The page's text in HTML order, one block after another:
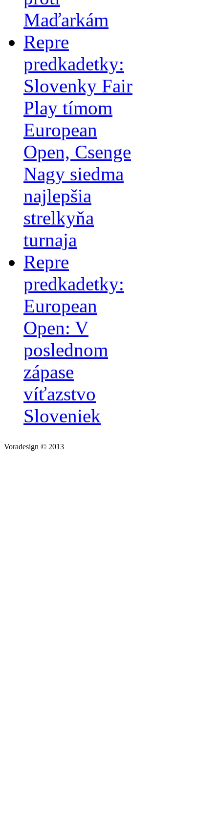
Maďarkám
Repre
predkadetky:
Slovenky Fair
Play tímom
European
Open, Csenge
Nagy siedma
najlepšia
strelkyňa
turnaja
Repre
predkadetky:
European
Open: V
poslednom
zápase
víťazstvo
Sloveniek
Voradesign © 2013